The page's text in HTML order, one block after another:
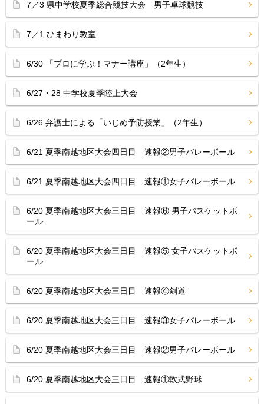
7／3 県中学校夏季総合競技大会 男子卓球競技
7／1 ひまわり教室
6/30 「プロに学ぶ！マナー講座」（2年生）
6/27・28 中学校夏季陸上大会
6/26 弁護士による「いじめ予防授業」（2年生）
6/21 夏季南越地区大会四日目 速報②男子バレーボール
6/21 夏季南越地区大会四日目 速報①女子バレーボール
6/20 夏季南越地区大会三日目 速報⑥ 男子バスケットボ
ール
6/20 夏季南越地区大会三日目 速報⑤ 女子バスケットボ
ール
6/20 夏季南越地区大会三日目 速報④剣道
6/20 夏季南越地区大会三日目 速報③女子バレーボール
6/20 夏季南越地区大会三日目 速報②男子バレーボール
6/20 夏季南越地区大会三日目 速報①軟式野球